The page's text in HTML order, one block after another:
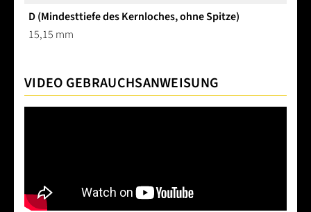
D (Mindesttiefe des Kernloches, ohne Spitze)
15,15 mm
VIDEO GEBRAUCHSANWEISUNG